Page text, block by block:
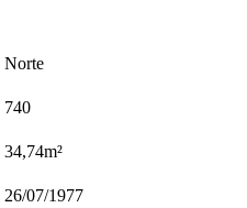
Norte
740
34,74m²
26/07/1977